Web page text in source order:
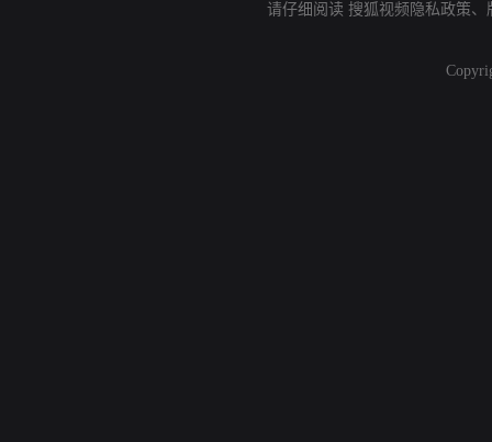
请仔细阅读 搜狐视频隐私政策、